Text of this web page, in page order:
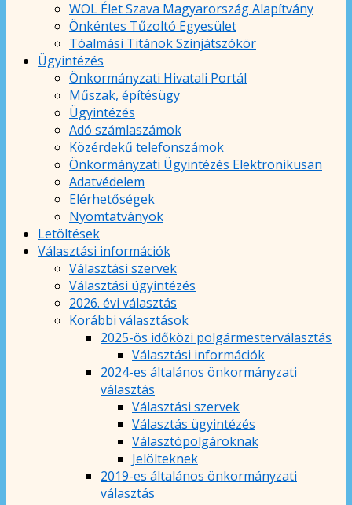
WOL Élet Szava Magyarország Alapítvány
Önkéntes Tűzoltó Egyesület
Tóalmási Titánok Színjátszókör
Ügyintézés
Önkormányzati Hivatali Portál
Műszak, építésügy
Ügyintézés
Adó számlaszámok
Közérdekű telefonszámok
Önkormányzati Ügyintézés Elektronikusan
Adatvédelem
Elérhetőségek
Nyomtatványok
Letöltések
Választási információk
Választási szervek
Választási ügyintézés
2026. évi választás
Korábbi választások
2025-ös időközi polgármesterválasztás
Választási információk
2024-es általános önkormányzati
választás
Választási szervek
Választás ügyintézés
Választópolgároknak
Jelölteknek
2019-es általános önkormányzati
választás